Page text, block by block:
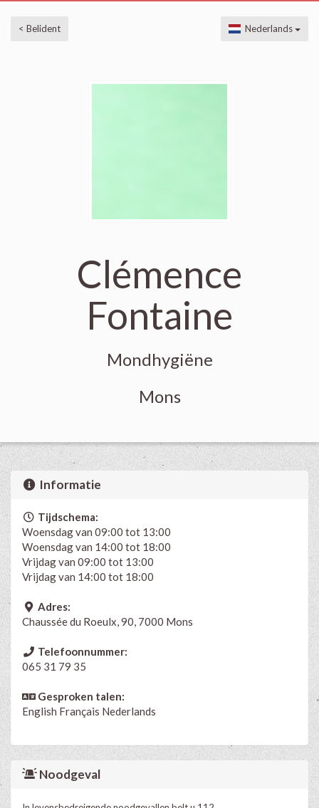
< Belident Nederlands
Clémence
Fontaine
Mondhygiëne
Mons
Informatie
Tijdschema:
Woensdag van 09:00 tot 13:00
Woensdag van 14:00 tot 18:00
Vrijdag van 09:00 tot 13:00
Vrijdag van 14:00 tot 18:00
Adres:
Chaussée du Roeulx, 90, 7000 Mons
Telefoonnummer:
065 31 79 35
Gesproken talen:
English Français Nederlands
Noodgeval